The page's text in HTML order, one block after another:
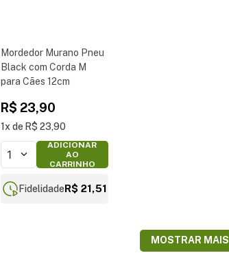
Mordedor Murano Pneu
Black com Corda M
para Cães 12cm
R$ 23,90
1 R$ 23,90
1
ADICIONAR
AO
CARRINHO
FidelidadeR$ 21,51
MOSTRAR MAIS